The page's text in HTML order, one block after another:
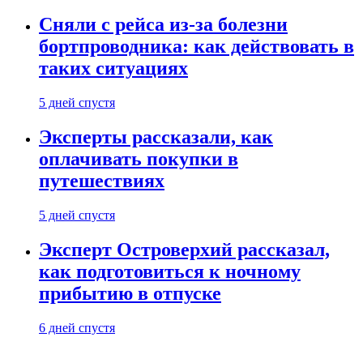
Сняли с рейса из-за болезни
бортпроводника: как действовать в
таких ситуациях
5 дней спустя
Эксперты рассказали, как
оплачивать покупки в
путешествиях
5 дней спустя
Эксперт Островерхий рассказал,
как подготовиться к ночному
прибытию в отпуске
6 дней спустя